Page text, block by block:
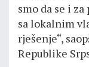
smo da se i
sa lokalnim
rješenje“,
Republike